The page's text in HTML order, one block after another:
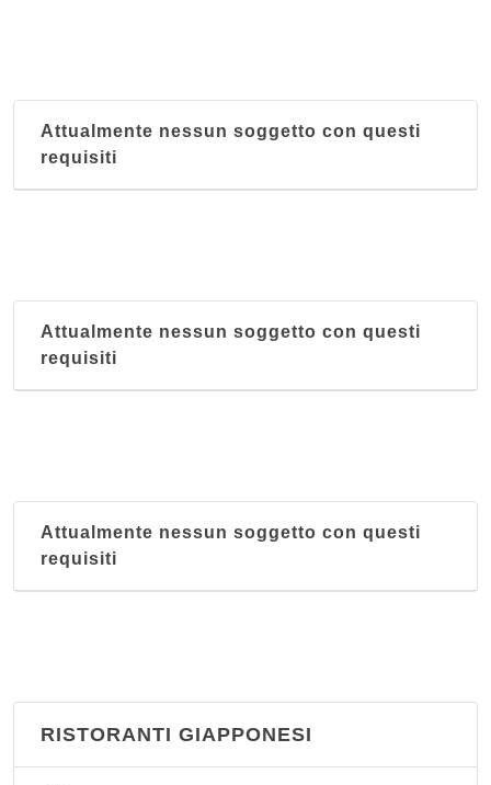
Attualmente nessun soggetto con questi
requisiti
Attualmente nessun soggetto con questi
requisiti
Attualmente nessun soggetto con questi
requisiti
RISTORANTI GIAPPONESI